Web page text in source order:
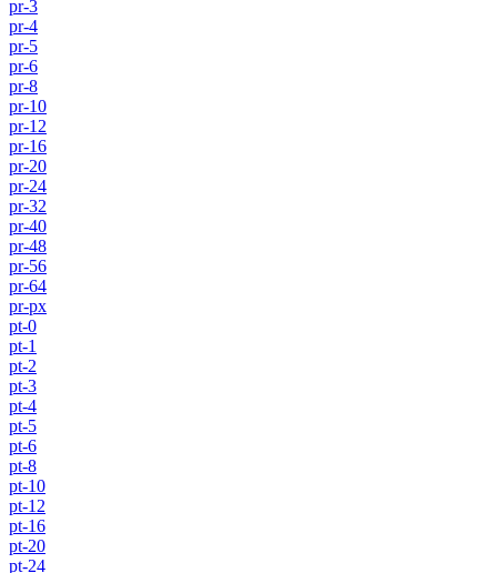
pr-3
pr-4
pr-5
pr-6
pr-8
pr-10
pr-12
pr-16
pr-20
pr-24
pr-32
pr-40
pr-48
pr-56
pr-64
pr-px
pt-0
pt-1
pt-2
pt-3
pt-4
pt-5
pt-6
pt-8
pt-10
pt-12
pt-16
pt-20
pt-24